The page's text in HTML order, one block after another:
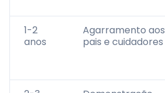
1-2
anos
Agarramento aos
pais e cuidadores